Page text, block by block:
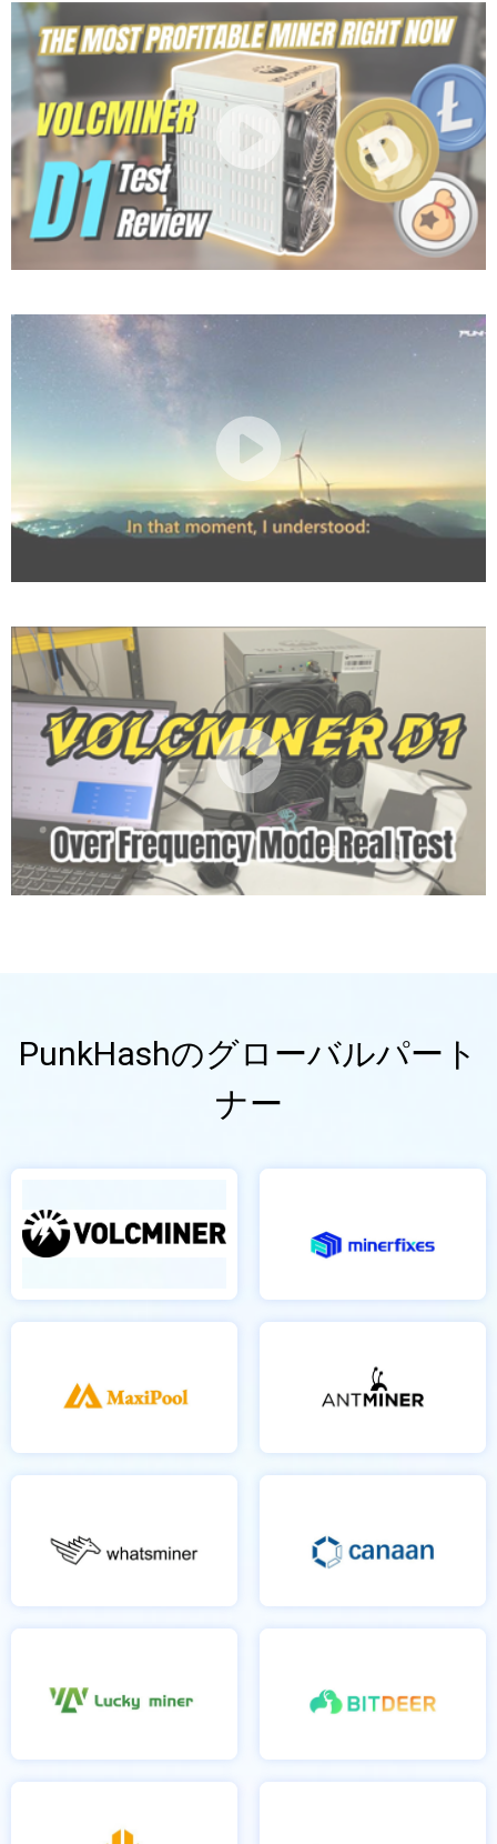
PunkHashのグローバルパート
ナー